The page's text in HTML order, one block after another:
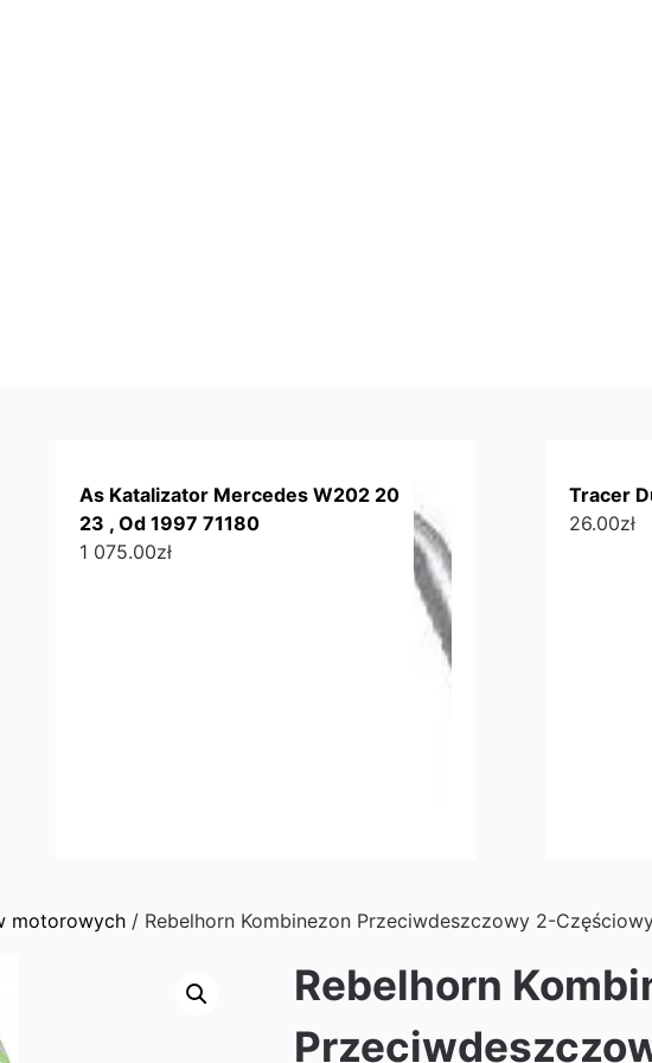
As Katalizator Mercedes W202 20
23 , Od 1997 71180
1 075.00zł
Tracer
26.00zł
motorowych / Rebelhorn Kombinezon Przeciwdeszczowy 2-
Rebelhorn